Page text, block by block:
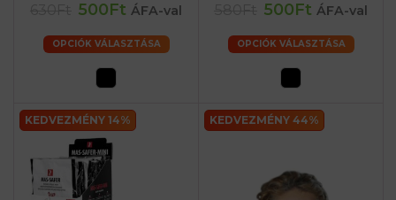
500Ft ÁFA-val
OPCIÓK VÁLASZTÁSA
500Ft ÁFA-val
OPCIÓK VÁLASZTÁSA
KEDVEZMÉNY 14% KEDVEZMÉNY 44%